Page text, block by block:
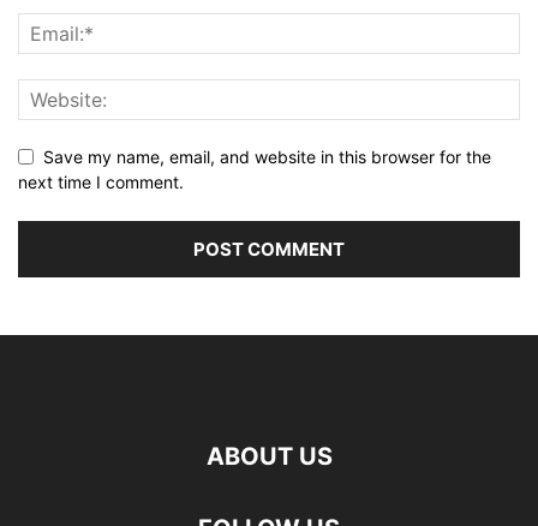
Save my name, email, and website in this browser for the
next time I comment.
ABOUT US